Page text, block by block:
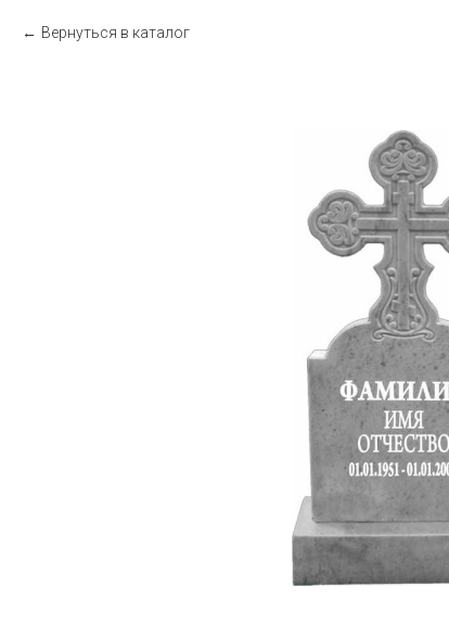
Вернуться в каталог